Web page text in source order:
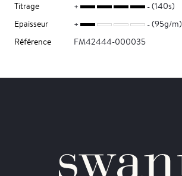
Titrage
(140s)
Epaisseur
(95g/m)
Référence
FM42444-000035